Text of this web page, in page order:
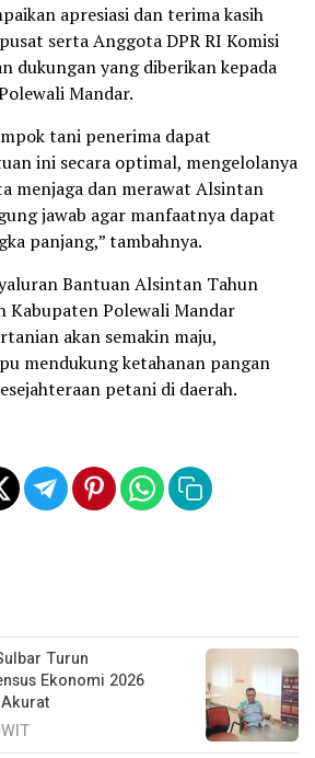
apresiasi dan terima kasih
serta Anggota DPR RI Komisi
dukungan yang diberikan kepada
Mandar.
tani penerima dapat
ini secara optimal, mengelolanya
menjaga dan merawat Alsintan
jawab agar manfaatnya dapat
panjang,” tambahnya.
Bantuan Alsintan Tahun
Kabupaten Polewali Mandar
akan semakin maju,
mendukung ketahanan pangan
petani di daerah.
Turun
Ekonomi 2026